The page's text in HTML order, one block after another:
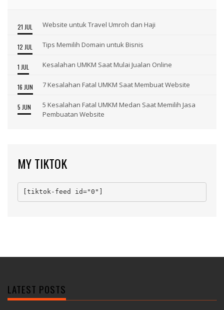
21 JUL Website untuk Travel Umroh dan Haji
12 JUL Tips Memilih Domain untuk Bisnis
1 JUL Kesalahan UMKM Saat Mulai Jualan Online
16 JUN 7 Kesalahan Fatal UMKM Saat Membuat Website
5 JUN
5 Kesalahan Fatal UMKM Medan Saat Memilih Jasa
Pembuatan Website
MY TIKTOK
[tiktok-feed id="0"]
LATEST POSTS